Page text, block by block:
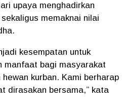
upaya menghadirkan
memaknai nilai
kesempatan untuk
manfaat bagi masyarakat
kurban. Kami berharap
dirasakan bersama,” kata